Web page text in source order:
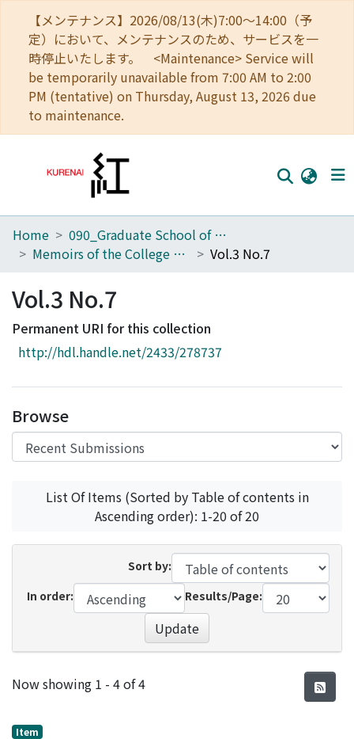
【メンテナンス】2026/08/13(木)7:00～14:00（予
定）において、メンテナンスのため、サービスを一
時停止いたします。 <Maintenance> Service will
be temporarily unavailable from 7:00 AM to 2:00
PM (tentative) on Thursday, August 13, 2026 due
to maintenance.
Home
Browse
Download Ranking
Access Statistics
Home
090_Graduate School of Engineering
Memoirs of the College of Engineering, Kyoto Imperial University
Vol.3 No.7
Vol.3 No.7
Permanent URI for this collection
http://hdl.handle.net/2433/278737
Browse
List Of Items (Sorted by Table of contents in
Ascending order): 1-20 of 20
Sort by:
In order:
Results/Page:
Update
Recent Submissions
Now showing 1 - 4 of 4
Item